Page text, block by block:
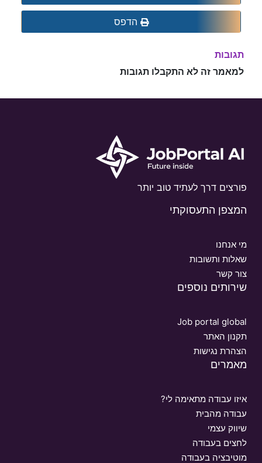
הדפס
תגובות
למאמר זה לא התקבלו תגובות
פורצים דרך לעתיד טוב יותר
המצפן התעסוקתי
מי אנחנו
שאלות ותשובות
צור קשר
שירותים נוספים
Job portal global
תקנון האתר
הצהרת נגישות
מאמרים
איזו עבודה מתאימה לי?
עבודה מהבית
שיווק עצמי
לחצים בעבודה
מוטיבציה בעבודה